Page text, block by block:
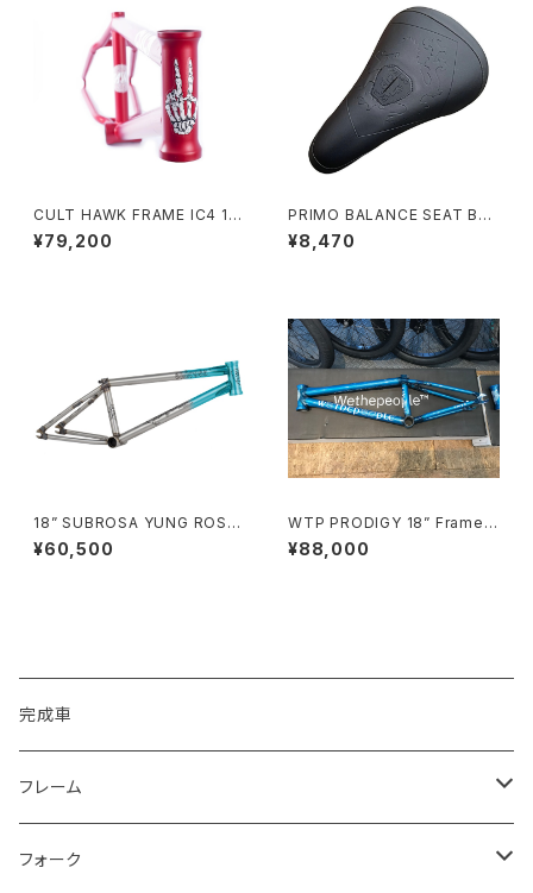
CULT HAWK FRAME IC4 1
8”/20”/20.5”/20.75” DARK M
AROON
¥79,200
PRIMO BALANCE SEAT BLA
CK
¥8,470
18” SUBROSA YUNG ROSE
RAWFADE (18.5”)
¥60,500
WTP PRODIGY 18” Frame
TRANSLUCENT BLUE
¥88,000
完成車
フレーム
16”/18”
フォーク